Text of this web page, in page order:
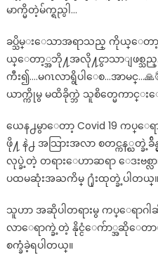
မာက္မိတဲ့မ်က္ရည္ပါ…
ခပ္သိမ္းေသာအရာသည္ ကိုယ္ေတ
ယ္ေတာ့္အဘို႔အလို႔ငွာသာျဖစ္သ
ကီး၍….မဂၤလာရွိပါေစ…အာမင္
ယာက္ကိုမွ မထိခိုက္ဘဲ သူစိတ္မေကာင္
ယေန႕မွာေတာ့ Covid 19 ကပ္
ဖို႔ နဲ႕ အသြားအလာ စတင္ကန့္သတ္ခဲ့
လုပ္ခဲ့တဲ့ တရားေဟာဆရာ ေဒးဗစ္
ပထမဆုံးအႀကိမ္ ႐ုံးထုတ္ခဲ့ပါတယ္။
သူဟာ အဆိုပါတရားမွ ကပ္ေရာဂါ
လာေရာက္ခဲ့တဲ့ နိုင္ငံေက်ာ္အဆိုေတ
စက္ခံခဲ့ရပါတယ္။